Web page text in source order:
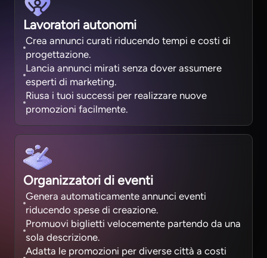
Lavoratori autonomi
Crea annunci curati riducendo tempi e costi di
progettazione.
Lancia annunci mirati senza dover assumere
esperti di marketing.
Riusa i tuoi successi per realizzare nuove
promozioni facilmente.
Organizzatori di eventi
Genera automaticamente annunci eventi
riducendo spese di creazione.
Promuovi biglietti velocemente partendo da una
sola descrizione.
Adatta le promozioni per diverse città a costi